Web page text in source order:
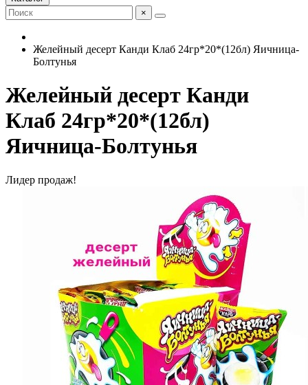
×
Желейный десерт Канди Клаб 24гр*20*(12бл) Яичница-
Болтунья
Желейный десерт Канди
Клаб 24гр*20*(12бл)
Яичница-Болтунья
Лидер продаж!